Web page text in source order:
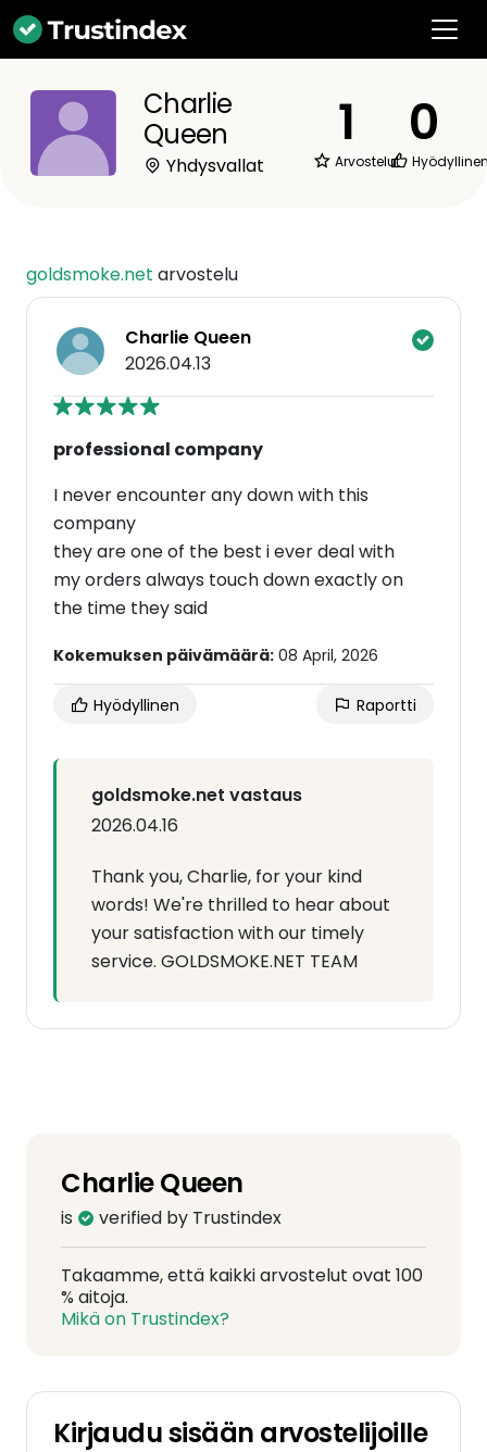
Charlie
Queen
Yhdysvallat
1
Arvostelut
0
goldsmoke.net arvostelu
Charlie Queen
2026.04.13
professional company
I never encounter any down with this
company
they are one of the best i ever deal with
my orders always touch down exactly on
the time they said
Kokemuksen päivämäärä: 08 April, 2026
Hyödyllinen Raportti
goldsmoke.net vastaus
2026.04.16
Thank you, Charlie, for your kind
words! We're thrilled to hear about
your satisfaction with our timely
service. GOLDSMOKE.NET TEAM
Charlie Queen
is verified by Trustindex
Takaamme, että kaikki arvostelut ovat 100
% aitoja.
Mikä on Trustindex?
Kirjaudu sisään arvostelijoille